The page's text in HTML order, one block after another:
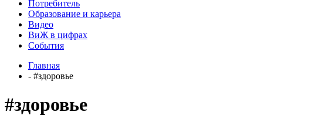
Потребитель
Образование и карьера
Видео
ВиЖ в цифрах
События
Главная
- #здоровье
#здоровье